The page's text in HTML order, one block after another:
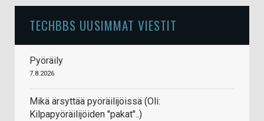
TECHBBS UUSIMMAT VIESTIT
Pyöräily
7.8.2026
Mikä ärsyttää pyöräilijöissä (Oli:
Kilpapyöräilijöiden "pakat"..)